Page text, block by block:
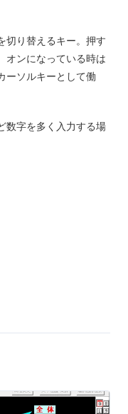
り替えるキー。押す
オンになっている時は
ーソルキーとして働
字を多く入力する場